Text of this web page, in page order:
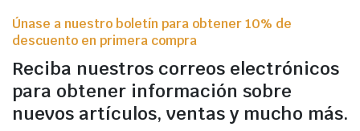
Únase a nuestro boletín para obtener 10% de
descuento en primera compra
Reciba nuestros correos electrónicos
para obtener información sobre
nuevos artículos, ventas y mucho más.